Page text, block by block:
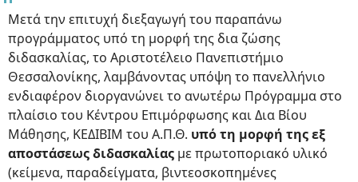
Μετά την επιτυχή διεξαγωγή του παραπάνω
προγράμματος υπό τη μορφή της δια ζώσης
διδασκαλίας, το Αριστοτέλειο Πανεπιστήμιο
Θεσσαλονίκης, λαμβάνοντας υπόψη το πανελλήνιο
ενδιαφέρον διοργανώνει το ανωτέρω Πρόγραμμα στο
πλαίσιο του Κέντρου Επιμόρφωσης και Δια Βίου
Μάθησης, ΚΕΔΙΒΙΜ του Α.Π.Θ. υπό τη μορφή της εξ
αποστάσεως διδασκαλίας με πρωτοποριακό υλικό
(κείμενα, παραδείγματα, βιντεοσκοπημένες